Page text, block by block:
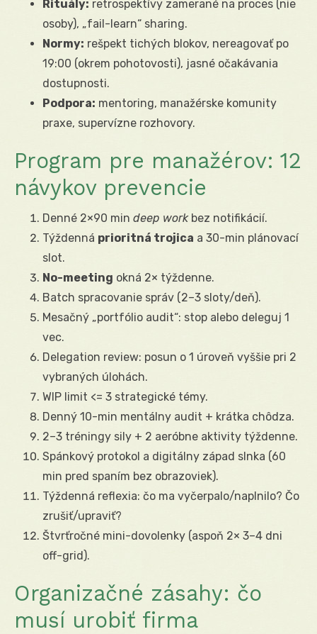
Rituály: retrospektívy zamerané na proces (nie
osoby), „fail-learn“ sharing.
Normy: rešpekt tichých blokov, nereagovať po
19:00 (okrem pohotovosti), jasné očakávania
dostupnosti.
Podpora: mentoring, manažérske komunity
praxe, supervízne rozhovory.
Program pre manažérov: 12
návykov prevencie
Denné 2×90 min deep workbez notifikácií.
Týždenná prioritná trojica a 30-min plánovací
slot.
No-meeting okná 2× týždenne.
Batch spracovanie správ (2–3 sloty/deň).
Mesačný „portfólio audit“: stop alebo deleguj 1
vec.
Delegation review: posun o 1 úroveň vyššie pri 2
vybraných úlohách.
WIP limit <= 3 strategické témy.
Denný 10-min mentálny audit + krátka chôdza.
2–3 tréningy sily + 2 aeróbne aktivity týždenne.
Spánkový protokol a digitálny západ slnka (60
min pred spaním bez obrazoviek).
Týždenná reflexia: čo ma vyčerpalo/naplnilo? Čo
zrušiť/upraviť?
Štvrťročné mini-dovolenky (aspoň 2× 3–4 dni
off-grid).
Organizačné zásahy: čo
musí urobiť firma